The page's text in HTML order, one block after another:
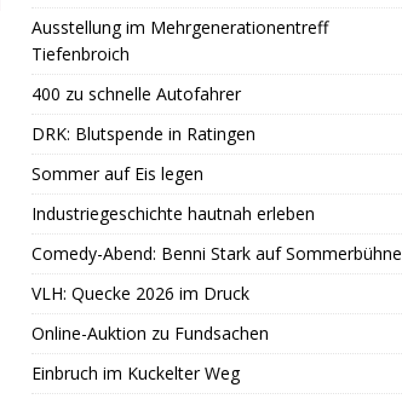
Ausstellung im Mehrgenerationentreff
Tiefenbroich
400 zu schnelle Autofahrer
DRK: Blutspende in Ratingen
Sommer auf Eis legen
Industriegeschichte hautnah erleben
Comedy-Abend: Benni Stark auf Sommerbühne
VLH: Quecke 2026 im Druck
Online-Auktion zu Fundsachen
Einbruch im Kuckelter Weg